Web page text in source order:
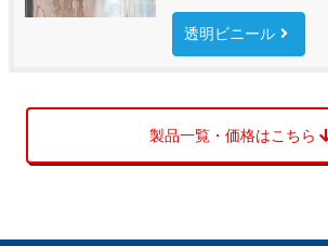
透明ビニール
製品一覧・価格はこちら